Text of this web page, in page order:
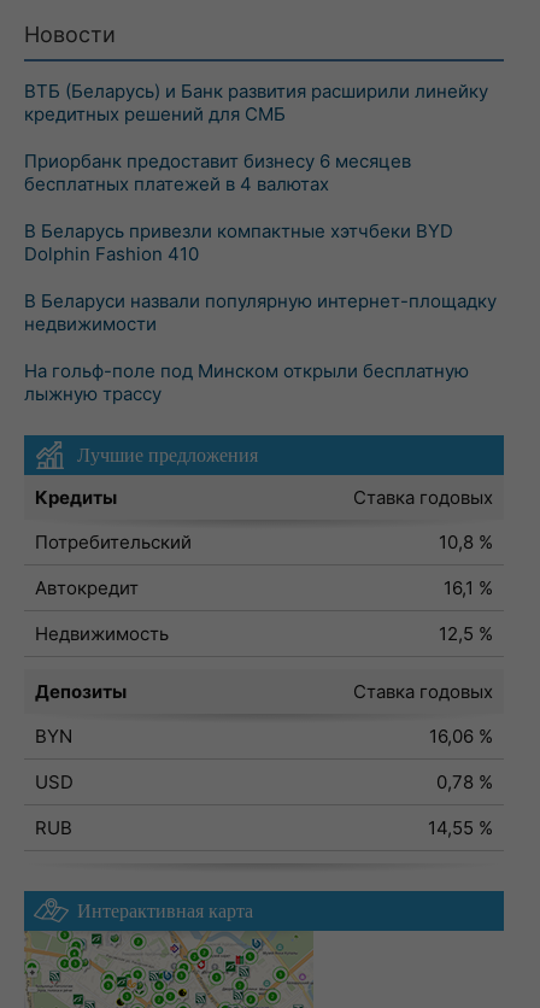
Новости
ВТБ (Беларусь) и Банк развития расширили линейку
кредитных решений для СМБ
Приорбанк предоставит бизнесу 6 месяцев
бесплатных платежей в 4 валютах
В Беларусь привезли компактные хэтчбеки BYD
Dolphin Fashion 410
В Беларуси назвали популярную интернет-площадку
недвижимости
На гольф-поле под Минском открыли бесплатную
лыжную трассу
Лучшие предложения
Кредиты
Ставка годовых
Потребительский
10,8 %
Автокредит
16,1 %
Недвижимость
12,5 %
Депозиты
Ставка годовых
BYN
16,06 %
USD
0,78 %
RUB
14,55 %
Интерактивная карта